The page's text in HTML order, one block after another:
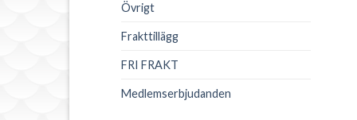
Övrigt
Frakttillägg
FRI FRAKT
Medlemserbjudanden